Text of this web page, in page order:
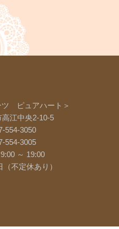
ツ ピュアハート＞
江中央2-10-5
554-3050
554-3005
～ 19:00
不定休あり）